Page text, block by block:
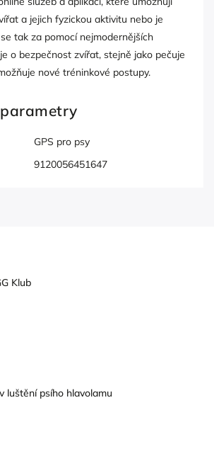
a jejich fyzickou aktivitu nebo je
tak za pomocí nejmodernějších
o bezpečnost zvířat, stejně jako pečuje
nové tréninkové postupy.
GPS pro psy
9120056451647
Klub
luštění psího hlavolamu